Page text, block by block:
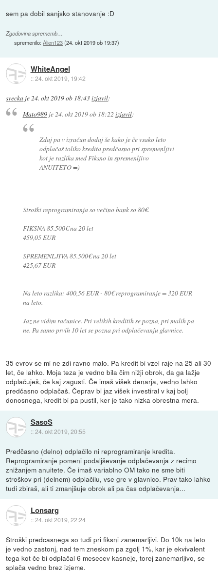
sem pa dobil sanjsko stanovanje :D
Zgodovina sprememb…
spremenilo:Alien123(24. okt 2019 ob 19:37)
WhiteAngel
::24. okt 2019, 19:42
svecka je24. okt 2019 ob 18:43izjavil:
Mato989je24. okt 2019 ob 18:22 izjavil:
Zdaj pa v izračun dodaj še kako je če vsako leto
odplačaš toliko kredita predčasno pri spremenljivi
kot je razlika med Fiksno in spremenljivo
ANUITETO =)
Stroški reprogramiranja so večino bank so 80€.
FIKSNA 85.500€ na 20 let
459,05 EUR
SPREMENLJIVA 85.500€ na 20 let
425,67 EUR
Na leto razlika: 400,56 EUR - 80€ reprogramiranje = 320 EUR
na leto.
Jaz ne vidim računice. Pri velikih kreditih se pozna, pri malih pa
ne. Pa samo prvih 10 let se pozna pri odplačevanju glavnice.
35 evrov se mi ne zdi ravno malo. Pa kredit bi vzel raje na 25 ali 30
let, če lahko. Moja teza je vedno bila čim nižji obrok, da ga lažje
odplačuješ, če kaj zagusti. Če imaš višek denarja, vedno lahko
predčasno odplačaš. Čeprav bi jaz višek investiral v kaj bolj
donosnega, kredit bi pa pustil, ker je tako nizka obrestna mera.
SasoS
::24. okt 2019, 20:55
Predčasno (delno) odplačilo ni reprogramiranje kredita.
Reprogramiranje pomeni podaljševanje odplačevanja z recimo
znižanjem anuitete. Če imaš variablno OM tako ne sme biti
stroškov pri (delnem) odplačilu, vse gre v glavnico. Prav tako lahko
tudi zbiraš, ali ti zmanjšuje obrok ali pa čas odplačevanja...
Lonsarg
::24. okt 2019, 22:24
Stroški predcasnega so tudi pri fiksni zanemarljivi. Do 10k na leto
je vedno zastonj, nad tem zneskom pa zgolj 1%, kar je ekvivalent
tega kot če bi odplačal 6 mesecev kasneje, torej zanemarljivo, se
splača vedno brez izjeme.